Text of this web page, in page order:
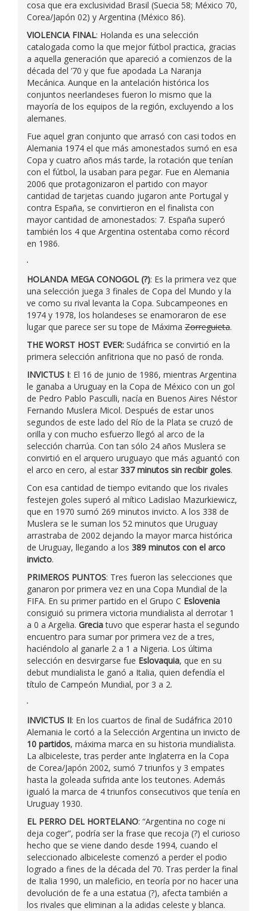
cosa que era exclusividad Brasil (Suecia 58; México 70,
Corea/Japón 02) y Argentina (México 86).
VIOLENCIA FINAL: Holanda es una selección
catalogada como la que mejor fútbol practica, gracias
a aquella generación que apareció a comienzos de la
década del ’70 y que fue apodada La Naranja
Mecánica. Aunque en la antelación histórica los
conjuntos neerlandeses fueron lo mismo que la
mayoría de los equipos de la región, excluyendo a los
alemanes.
Fue aquel gran conjunto que arrasó con casi todos en
Alemania 1974 el que más amonestados sumó en esa
Copa y cuatro años más tarde, la rotación que tenían
con el fútbol, la usaban para pegar. Fue en Alemania
2006 que protagonizaron el partido con mayor
cantidad de tarjetas cuando jugaron ante Portugal y
contra España, se convirtieron en el finalista con
mayor cantidad de amonestados: 7. España superó
también los 4 que Argentina ostentaba como récord
en 1986.
HOLANDA MEGA CONOGOL (?): Es la primera vez que
una selección juega 3 finales de Copa del Mundo y la
ve como su rival levanta la Copa. Subcampeones en
1974 y 1978, los holandeses se enamoraron de ese
lugar que parece ser su tope de Máxima Zorreguieta.
THE WORST HOST EVER: Sudáfrica se convirtió en la
primera selección anfitriona que no pasó de ronda.
INVICTUS I: El 16 de junio de 1986, mientras Argentina
le ganaba a Uruguay en la Copa de México con un gol
de Pedro Pablo Pasculli, nacía en Buenos Aires Néstor
Fernando Muslera Micol. Después de estar unos
segundos de este lado del Río de la Plata se cruzó de
orilla y con mucho esfuerzo llegó al arco de la
selección charrúa. Con tan sólo 24 años Muslera se
convirtió en el arquero uruguayo que más aguantó con
el arco en cero, al estar 337 minutos sin recibir goles.
Con esa cantidad de tiempo evitando que los rivales
festejen goles superó al mítico Ladislao Mazurkiewicz,
que en 1970 sumó 269 minutos invicto. A los 338 de
Muslera se le suman los 52 minutos que Uruguay
arrastraba de 2002 dejando la mayor marca histórica
de Uruguay, llegando a los 389 minutos con el arco
invicto.
PRIMEROS PUNTOS: Tres fueron las selecciones que
ganaron por primera vez en una Copa Mundial de la
FIFA. En su primer partido en el Grupo C Eslovenia
consiguió su primera victoria mundialista al derrotar 1
a 0 a Argelia. Greciatuvo que esperar hasta el segundo
encuentro para sumar por primera vez de a tres,
haciéndolo al ganarle 2 a 1 a Nigeria. Los última
selección en desvirgarse fue Eslovaquia, que en su
debut mundialista le ganó a Italia, quien defendía el
título de Campeón Mundial, por 3 a 2.
INVICTUS II: En los cuartos de final de Sudáfrica 2010
Alemania le cortó a la Selección Argentina un invicto de
10 partidos, máxima marca en su historia mundialista.
La albiceleste, tras perder ante Inglaterra en la Copa
de Corea/Japón 2002, sumó 7 triunfos y 3 empates
hasta la goleada sufrida ante los teutones. Además
igualó la marca de 4 triunfos consecutivos que tenía en
Uruguay 1930.
EL PERRO DEL HORTELANO: “Argentina no coge ni
deja coger”, podría ser la frase que recoja (?) el curioso
hecho que se viene dando desde 1994, cuando el
seleccionado albiceleste comenzó a perder el podio
logrado a fines de la década del 70. Tras perder la final
de Italia 1990, un maleficio, en teoría por no hacer una
devolución de fe a una estatua (?), afecta también a
los rivales que eliminan a la adidas celeste y blanca.